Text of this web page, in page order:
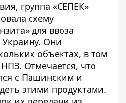
группа «СЕПЕК»
схему
для ввоза
Украину. Они
объектах, в том
Отмечается, что
с Пашинским и
этими продуктами.